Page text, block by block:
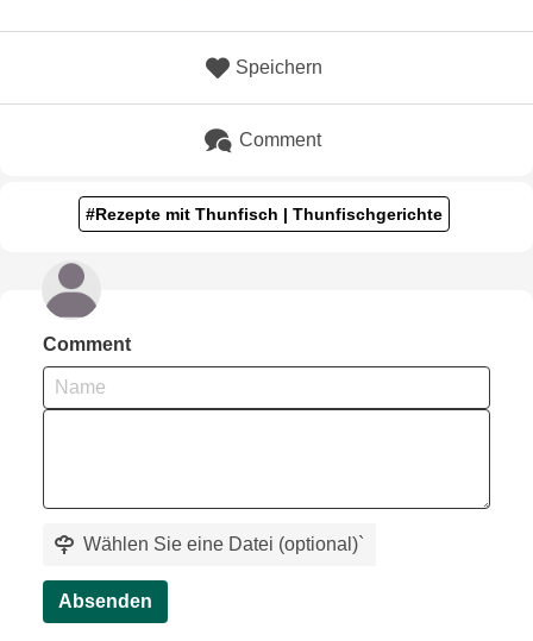
Speichern
Comment
#Rezepte mit Thunfisch | Thunfischgerichte
Comment
Wählen Sie eine Datei (optional)`
Absenden